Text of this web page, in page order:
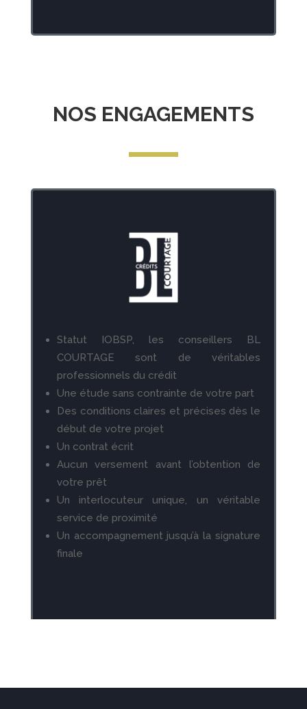
NOS ENGAGEMENTS
Statut IOBSP, les conseillers BL
COURTAGE sont de véritables
professionnels du crédit
Une étude sans contrainte de votre part
Des conditions claires et précises dès le
début de votre projet
Un contrat écrit
Aucun versement avant l’obtention de
votre prêt
Un interlocuteur unique, un véritable
service de proximité
Un accompagnement jusqu’à la signature
finale